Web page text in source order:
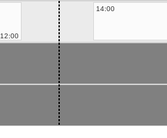
12:00
14:00